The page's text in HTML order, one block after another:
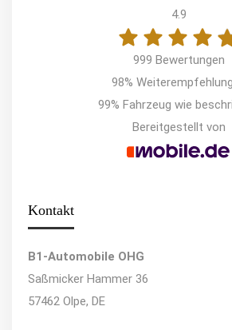
4.9
999 Bewertungen
98%
99% Fahrzeug wie
Bereitgestellt von
Kontakt
B1-Automobile OHG
Saßmicker Hammer 36
57462 Olpe, DE